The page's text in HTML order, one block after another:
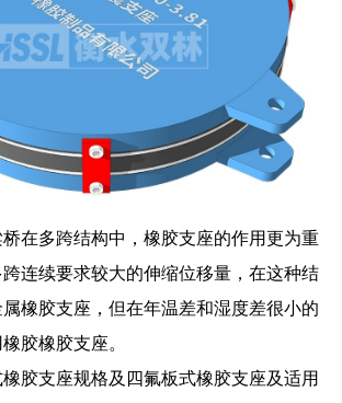
在多跨结构中，橡胶支座的作用更为重
连续要求较大的伸缩位移量，在这种结
橡胶支座，但在年温差和湿度差很小的
胶橡胶支座。
胶支座规格及四氟板式橡胶支座及适用